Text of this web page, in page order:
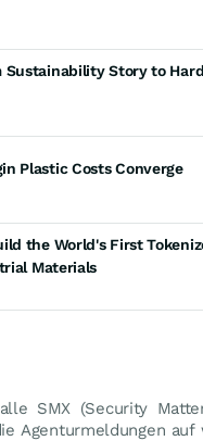
Sustainability Story to Hard
Plastic Costs Converge
the World's First
Materials
SMX (Security
Agenturmeldungen